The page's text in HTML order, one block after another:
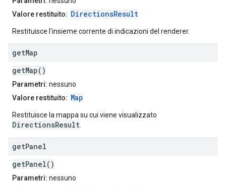
Valore restituito: DirectionsResult
Restituisce l'insieme corrente di indicazioni del renderer.
getMap
getMap()
Parametri: nessuno
Valore restituito: Map
Restituisce la mappa su cui viene visualizzato
DirectionsResult.
getPanel
getPanel()
Parametri: nessuno